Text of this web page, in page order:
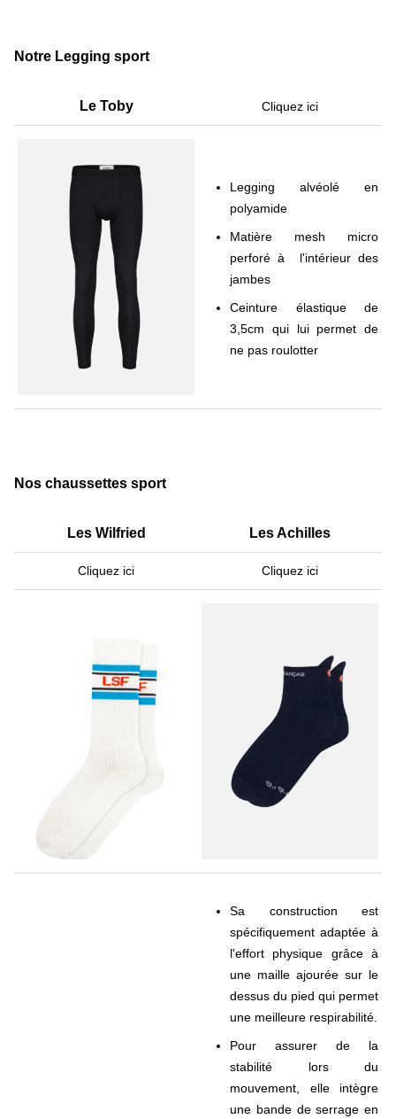
Notre Legging sport
Le Toby Cliquez ici
Legging alvéolé en
polyamide
Matière mesh micro
perforé à l'intérieur des
jambes
Ceinture élastique de
3,5cm qui lui permet de
ne pas roulotter
Nos chaussettes sport
Les Wilfried Les Achilles
Cliquez ici Cliquez ici
Sa construction est
spécifiquement adaptée à
l'effort physique grâce à
une maille ajourée sur le
dessus du pied qui permet
une meilleure respirabilité.
Pour assurer de la
stabilité lors du
mouvement, elle intègre
une bande de serrage en